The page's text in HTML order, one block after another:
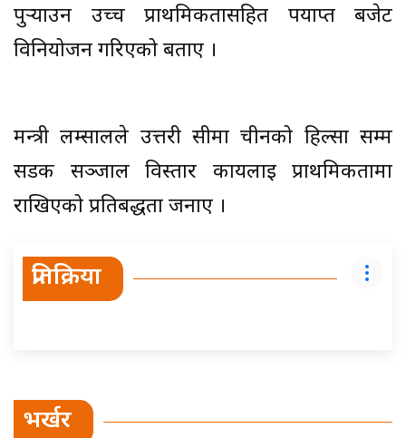
पुर्‍याउन उच्च प्राथमिकतासहित पर्याप्त बजेट
विनियोजन गरिएको बताए ।
मन्त्री लम्सालले उत्तरी सीमा चीनको हिल्सा सम्म
सडक सञ्जाल विस्तार कार्यलाई प्राथमिकतामा
राखिएको प्रतिबद्धता जनाए ।
प्रतिक्रिया
भर्खर